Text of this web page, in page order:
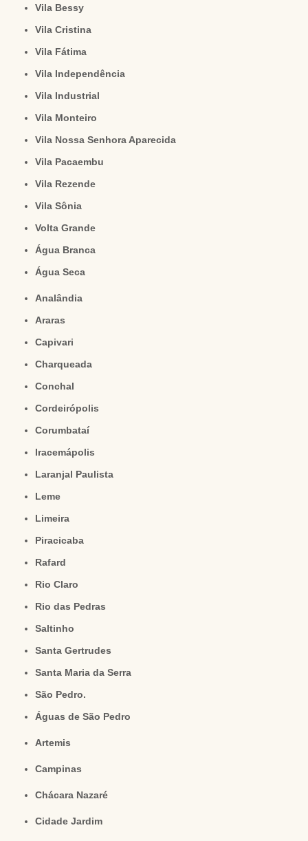
Vila Bessy
Vila Cristina
Vila Fátima
Vila Independência
Vila Industrial
Vila Monteiro
Vila Nossa Senhora Aparecida
Vila Pacaembu
Vila Rezende
Vila Sônia
Volta Grande
Água Branca
Água Seca
Analândia
Araras
Capivari
Charqueada
Conchal
Cordeirópolis
Corumbataí
Iracemápolis
Laranjal Paulista
Leme
Limeira
Piracicaba
Rafard
Rio Claro
Rio das Pedras
Saltinho
Santa Gertrudes
Santa Maria da Serra
São Pedro.
Águas de São Pedro
Artemis
Campinas
Chácara Nazaré
Cidade Jardim